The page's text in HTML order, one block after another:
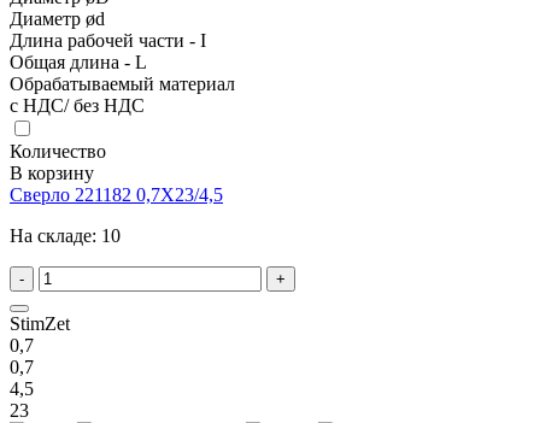
Диаметр ød
Длина рабочей части - I
Общая длина - L
Обрабатываемый материал
с НДС/ без НДС
Количество
В корзину
Сверло 221182 0,7X23/4,5
На складе: 10
- +
StimZet
0,7
0,7
4,5
23